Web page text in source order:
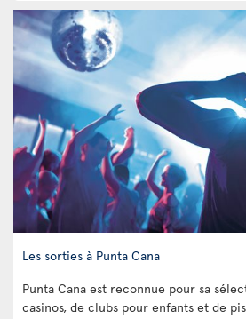
Les sorties à Punta Cana
Punta Cana est reconnue pour sa
casinos, de clubs pour enfants et de